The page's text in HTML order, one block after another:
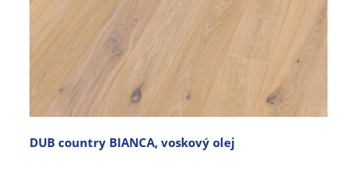
DUB country BIANCA, voskový olej